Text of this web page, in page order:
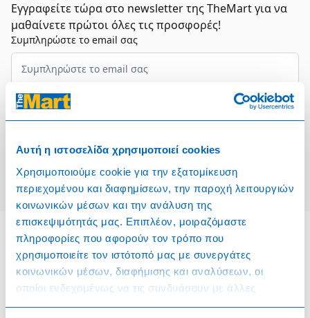
Αυτή η ιστοσελίδα χρησιμοποιεί cookies
Χρησιμοποιούμε cookie για την εξατομίκευση
περιεχομένου και διαφημίσεων, την παροχή λειτουργιών
κοινωνικών μέσων και την ανάλυση της
επισκεψιμότητάς μας. Επιπλέον, μοιραζόμαστε
πληροφορίες που αφορούν τον τρόπο που
χρησιμοποιείτε τον ιστότοπό μας με συνεργάτες
κοινωνικών μέσων, διαφήμισης και αναλύσεων, οι
οποίοι ενδεχομένως να τις συνδυάσουν με άλλες
πληροφορίες που τους έχετε παραχωρήσει ή τις οποίες
Εγγραφείτε τώρα στο newsletter της TheMart για να
μαθαίνετε πρώτοι όλες τις προσφορές!
Συμπληρώστε το email σας
Επιλέξτε τον τομέα σας
Πληροφορίες
Όροι & Προϋποθέσεις